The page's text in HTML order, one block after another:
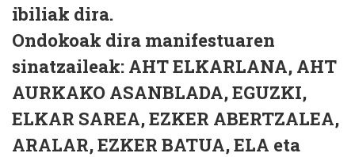
ibiliak dira.
Ondokoak dira manifestuaren
sinatzaileak: AHT ELKARLANA, AHT
AURKAKO ASANBLADA, EGUZKI,
ELKAR SAREA, EZKER ABERTZALEA,
ARALAR, EZKER BATUA, ELA eta